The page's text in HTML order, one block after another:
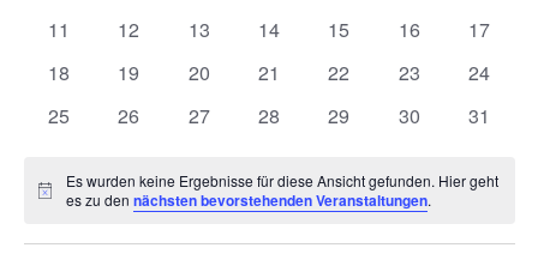
0
11
0
12
0
13
0
14
0
15
0
16
0
17
0
18
0
19
0
20
0
21
0
22
0
23
0
24
0
25
0
26
0
27
0
28
0
29
0
30
0
31
Hinweis
Es wurden keine Ergebnisse für diese Ansicht gefunden. Hier geht
es zu dennächsten bevorstehenden Veranstaltungen.